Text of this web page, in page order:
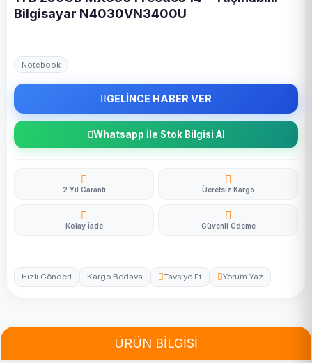
Bilgisayar N4030VN3400U
Notebook
GELİNCE HABER VER
Whatsapp İle Stok Bilgisi Al
2 Yıl Garanti Ücretsiz Kargo
Kolay İade Güvenli Ödeme
Hızlı Gönderi Kargo Bedava Tavsiye Et Yorum Yaz
ÜRÜN BİLGİSİ